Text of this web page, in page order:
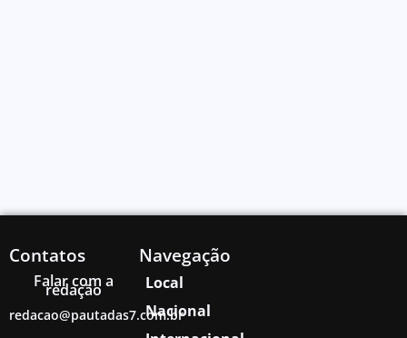
Contatos
Falar com a
redação
redacao@pautadas7.com.br
Navegação
Local
Nacional